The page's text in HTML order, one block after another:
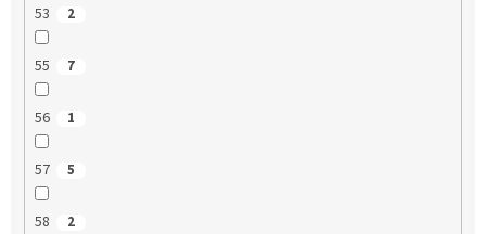
53 2
55 7
56 1
57 5
58 2